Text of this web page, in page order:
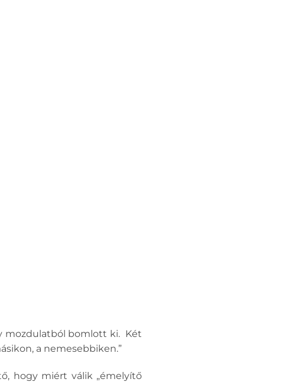
mozdulatból bomlott ki. Két
a nemesebbiken.”
hogy miért válik „émelyítő